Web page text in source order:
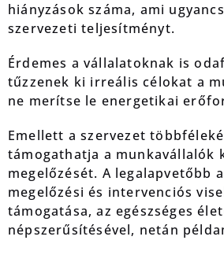
hiányzások száma, ami
szervezeti teljesítményt.
Érdemes a vállalatoknak is
tűzzenek ki irreális célokat a
ne merítse le energetikai
Emellett a szervezet
támogathatja a munkavállalók
megelőzését. A legalapvetőbb
megelőzési és intervenciós
támogatása, az egészséges
népszerűsítésével, netán